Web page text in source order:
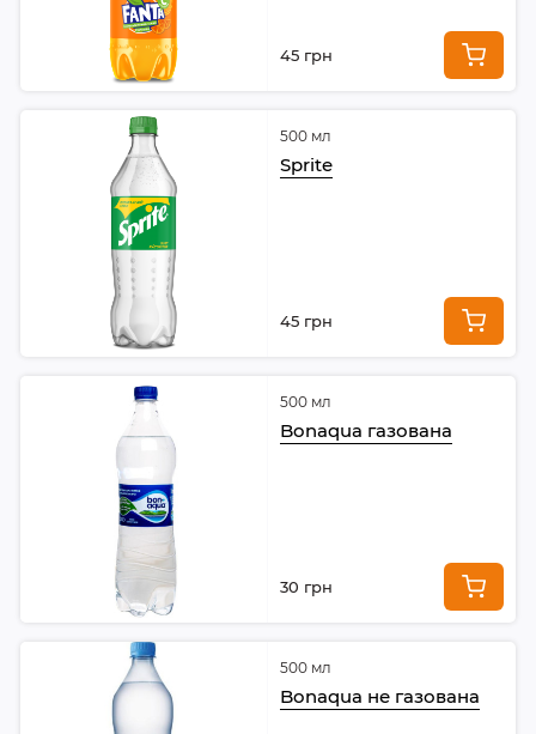
45 грн
500 мл
Sprite
45 грн
500 мл
Bonaqua газована
30 грн
500 мл
Bonaqua не газована